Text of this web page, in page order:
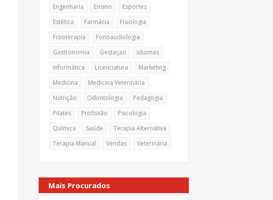
Engenharia Ensino
Esportes
Estética
Farmácia
Fisiologia
Fisioterapia
Fonoaudiologia
Gastronomia
Gestaçao
Idiomas
Informática
Licenciatura
Marketing
Medicina
Medicina Veterinária
Nutrição
Odontologia
Pedagogia
Pilates
Profissão
Psicologia
Química
Saúde
Terapia Alternativa
Terapia Manual
Vendas Veterinária
Mais Procurados